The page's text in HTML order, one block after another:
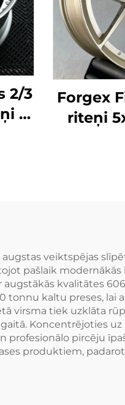
2/3
18
Forgex
riteņi
augstas veiktspējas
pašlaik
augstākās kvalitātes
tonnu kaltu preses,
virsma tiek uzklāta
Koncentrējoties
profesionālo pircēju
produktiem,